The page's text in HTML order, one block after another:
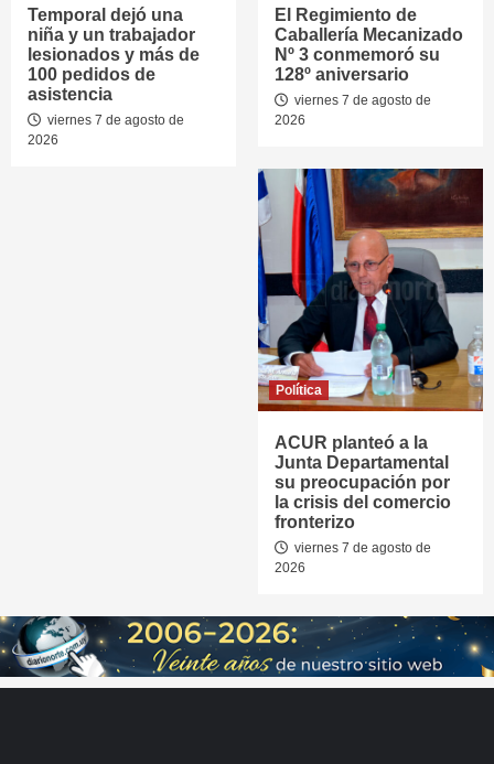
Temporal dejó una
niña y un trabajador
lesionados y más de
100 pedidos de
asistencia
viernes 7 de agosto de
2026
El Regimiento de
Caballería Mecanizado
Nº 3 conmemoró su
128º aniversario
viernes 7 de agosto de
2026
Política
ACUR planteó a la
Junta Departamental
su preocupación por
la crisis del comercio
fronterizo
viernes 7 de agosto de
2026